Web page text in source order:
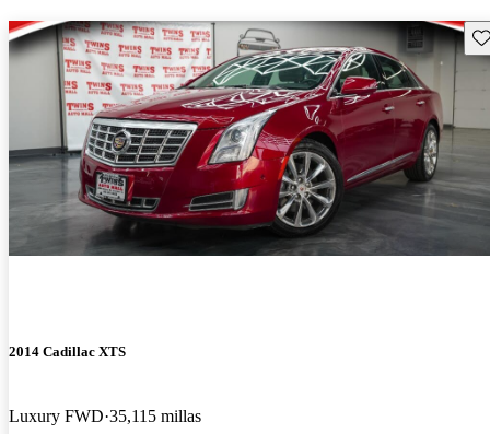
2014 Cadillac XTS
Luxury FWD 35,115 millas